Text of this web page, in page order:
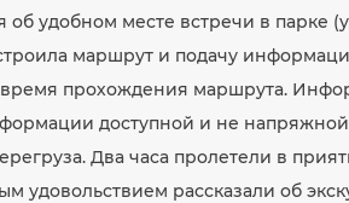
об удобном месте встречи в парке
маршрут и подачу
прохождения маршрута.
доступной и не
Два часа пролетели в
удовольствием рассказали об